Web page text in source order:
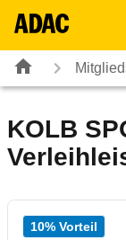
KOLB
10% Vorteil